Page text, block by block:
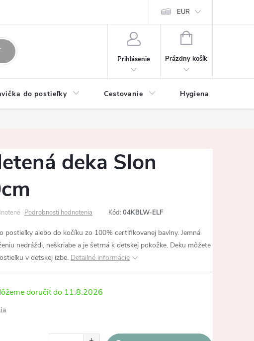
Vrátenie tovaru a reklamácia Ochrana osobných
EUR
Prihlásenie
NÁKUPNÝ
Prázdny košík
do postieľky Cestovanie Hygiena
deka Slon
Podrobnosti hodnotenia Kód: 04KBLW-ELF
postieľky alebo do kočíku zo 100% certifikovanej bavlny. Jemná
nedráždi, neškriabe a je šetrná k detskej pokožke. Deku môžete
v detskej izbe. Detailné informácie
11.8.2026